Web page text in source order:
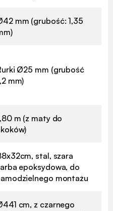
mm (grubość: 1,35
Ø25 mm (grubość
mm)
m (z maty do
stal, szara
epoksydowa, do
montażu
cm, z czarnego